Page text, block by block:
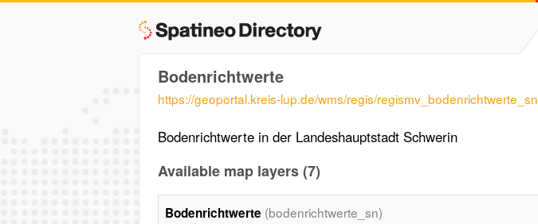
Bodenrichtwerte
https://geoportal.kreis-lup.de/wms/regis/regismv_bodenrichtwerte_sn
Bodenrichtwerte in der Landeshauptstadt Schwerin
Available map layers (7)
Bodenrichtwerte (bodenrichtwerte_sn)